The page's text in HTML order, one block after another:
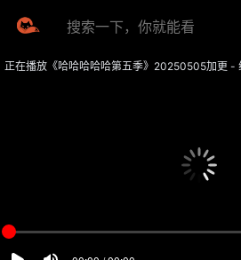
正在播放《哈哈哈哈哈第五季》20250505加更 -